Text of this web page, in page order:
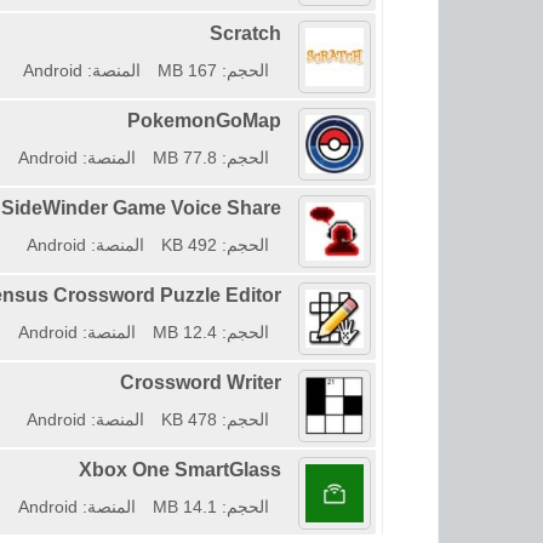
Scratch
الحجم: 167 MB المنصة: Android
PokemonGoMap
الحجم: 77.8 MB المنصة: Android
SideWinder Game Voice Share
الحجم: 492 KB المنصة: Android
Crossword Puzzle Editor
الحجم: 12.4 MB المنصة: Android
Crossword Writer
الحجم: 478 KB المنصة: Android
Xbox One SmartGlass
الحجم: 14.1 MB المنصة: Android